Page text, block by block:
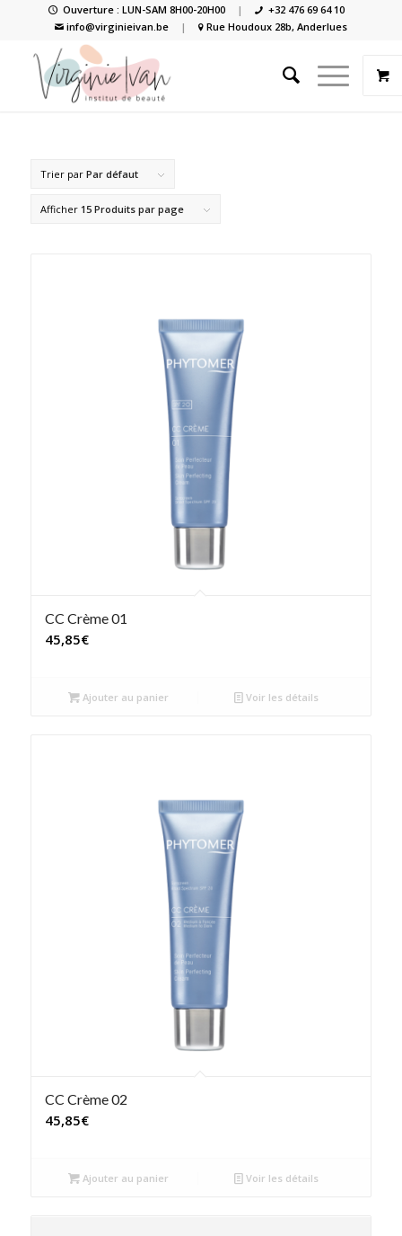
Ouverture : LUN-SAM 8H00-20H00 |
+32 476 69 64 10
info@virginieivan.be
| Rue Houdoux 28b, Anderlues
Trier par Par défaut
Afficher 15 Produits par page
CC Crème 01
45,85€
Ajouter au panier Voir les détails
CC Crème 02
45,85€
Ajouter au panier Voir les détails